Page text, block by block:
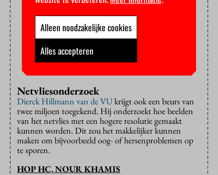
Netvliesonderzoek
Dierck Hillmann van de VUkrijgt ook een beurs van
twee miljoen toegekend. Hij onderzoekt hoe beelden
van het netvlies met een hogere resolutie gemaakt
kunnen worden. Dit zou het makkelijker kunnen
maken om bijvoorbeeld oog- of hersenproblemen op
te sporen.
HOP HC, NOUR KHAMIS
Alleen noodzakelijke cookies
Alles accepteren